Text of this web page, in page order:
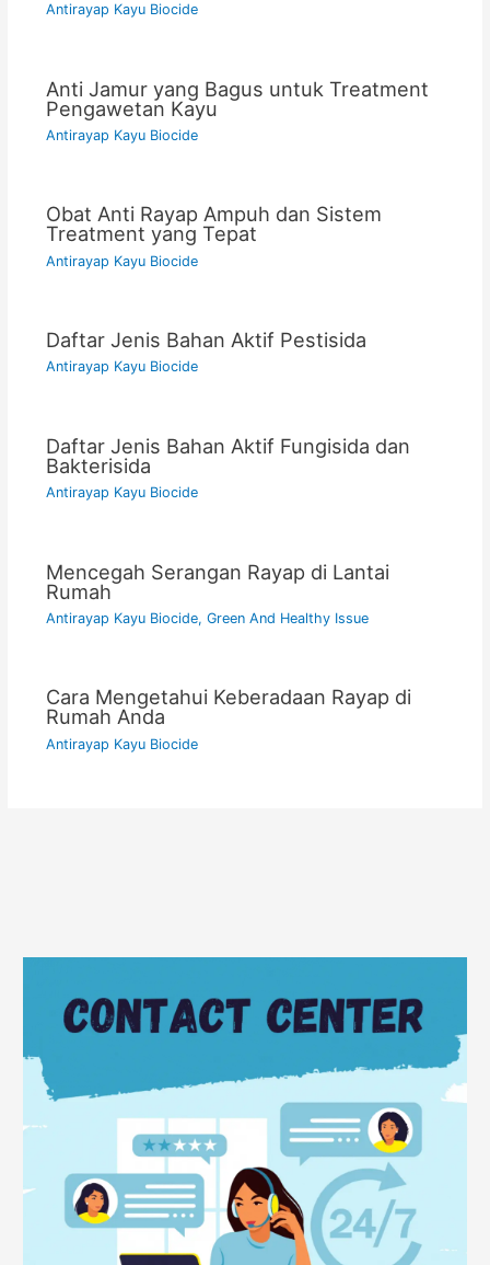
Antirayap Kayu Biocide
Anti Jamur yang Bagus untuk Treatment
Pengawetan Kayu
Antirayap Kayu Biocide
Obat Anti Rayap Ampuh dan Sistem
Treatment yang Tepat
Antirayap Kayu Biocide
Daftar Jenis Bahan Aktif Pestisida
Antirayap Kayu Biocide
Daftar Jenis Bahan Aktif Fungisida dan
Bakterisida
Antirayap Kayu Biocide
Mencegah Serangan Rayap di Lantai
Rumah
Antirayap Kayu Biocide, Green And Healthy Issue
Cara Mengetahui Keberadaan Rayap di
Rumah Anda
Antirayap Kayu Biocide